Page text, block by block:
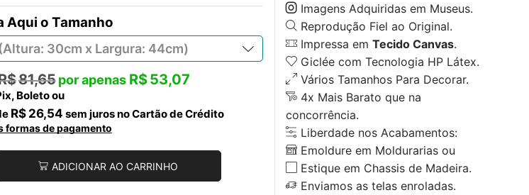
Tamanho
81,65 R$53,07
Boleto ou
R$ 26,54 sem juros no Cartão de Crédito
formas de pagamento
ADICIONAR AO CARRINHO
Imagens Adquiridas em Museus.
Reprodução Fiel ao Original.
Impressa em Tecido Canvas.
Giclée com Tecnologia HP Látex.
Vários Tamanhos Para Decorar.
4x Mais Barato que na
concorrência.
Liberdade nos Acabamentos:
Emoldure em Moldurarias ou
Estique em Chassis de Madeira.
Enviamos as telas enroladas.